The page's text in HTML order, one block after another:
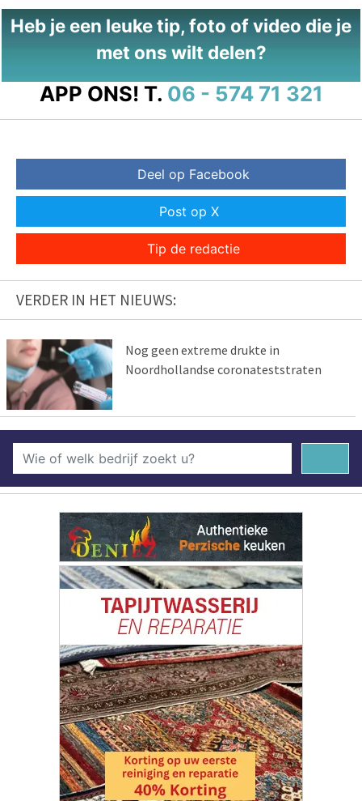
Heb je een leuke tip, foto of video die je
met ons wilt delen?
APP ONS! T. 06 - 574 71 321
Deel op Facebook
Post op X
Tip de redactie
VERDER IN HET NIEUWS:
Nog geen extreme drukte in
Noordhollandse coronateststraten